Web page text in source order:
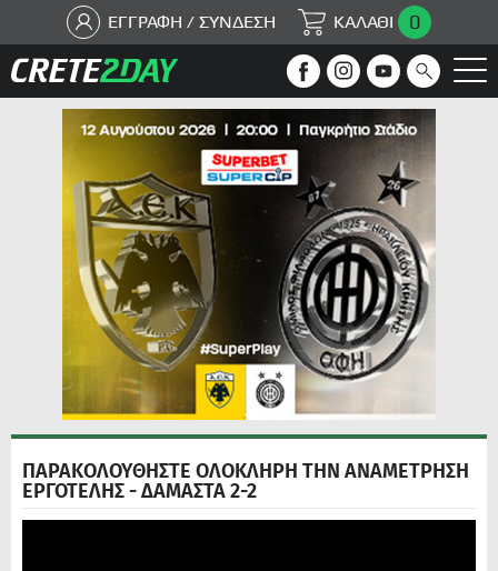
ΕΓΓΡΑΦΗ / ΣΥΝΔΕΣΗ ΚΑΛΑΘΙ 0
ΠΑΡΑΚΟΛΟΥΘΗΣΤΕ ΟΛΟΚΛΗΡΗ ΤΗΝ ΑΝΑΜΕΤΡΗΣΗ
ΕΡΓΟΤΕΛΗΣ - ΔΑΜΑΣΤΑ 2-2